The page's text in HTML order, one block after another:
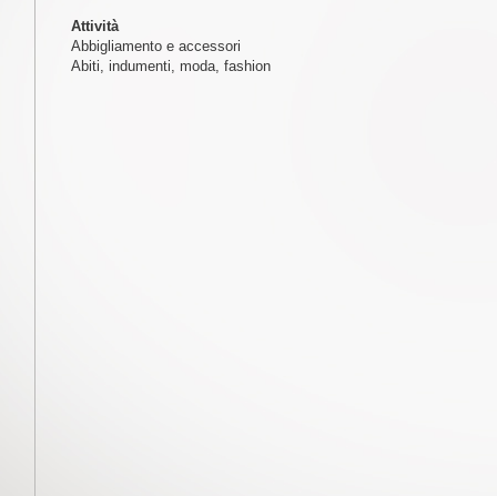
Attività
Abbigliamento e accessori
Abiti, indumenti, moda, fashion